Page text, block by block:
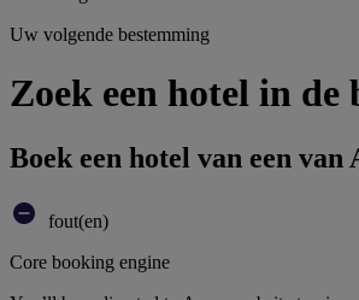
Uw volgende bestemming
Zoek een hotel in
Boek een hotel van een
fout(en)
Core booking engine